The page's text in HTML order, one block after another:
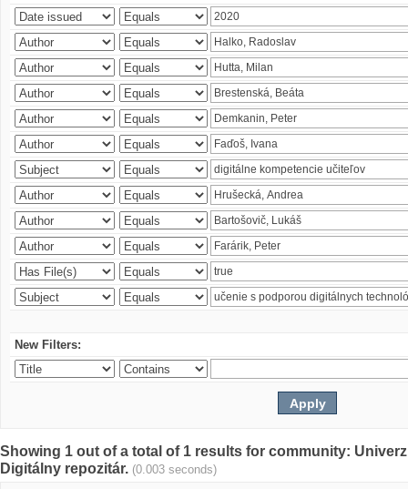
New Filters:
Showing 1 out of a total of 1 results for community:
Digitálny repozitár. (0.003 seconds)